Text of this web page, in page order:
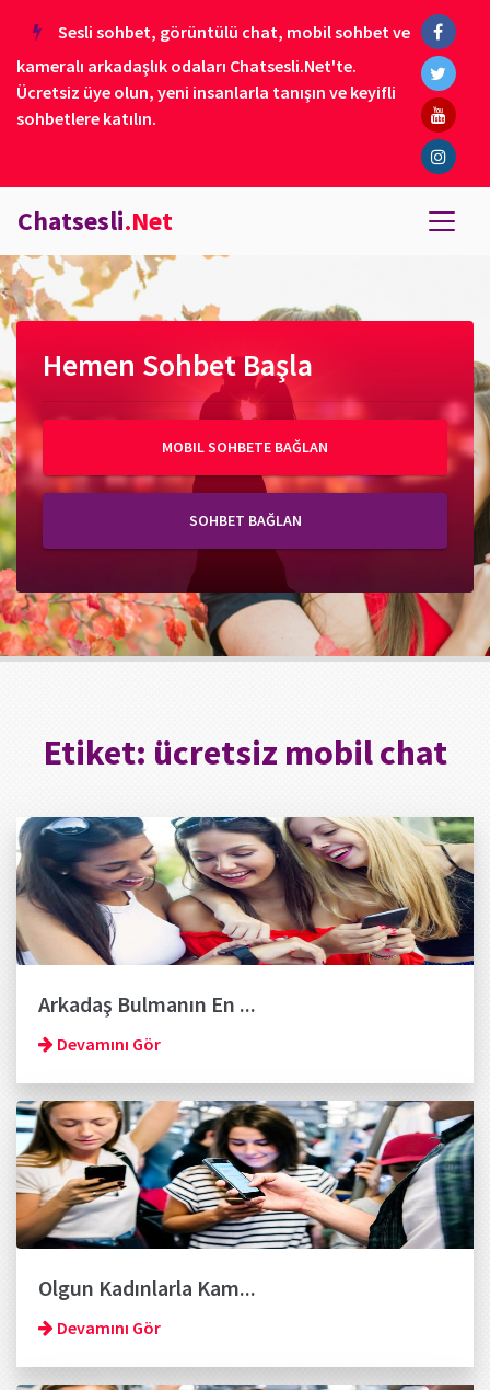
Sesli sohbet, görüntülü chat, mobil sohbet ve
kameralı arkadaşlık odaları Chatsesli.Net'te.
Ücretsiz üye olun, yeni insanlarla tanışın ve keyifli
sohbetlere katılın.
Chatsesli.Net
Hemen Sohbet Başla
MOBIL SOHBETE BAĞLAN
SOHBET BAĞLAN
Etiket: ücretsiz mobil chat
Arkadaş Bulmanın En ...
Devamını Gör
Olgun Kadınlarla Kam...
Devamını Gör